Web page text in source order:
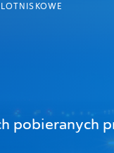
pobieranych